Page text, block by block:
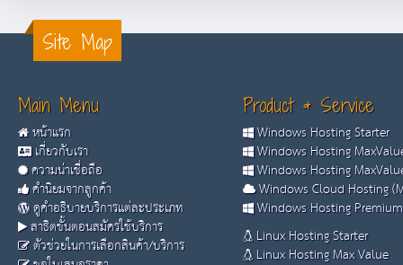
Site Map
Main Menu
หน้าแรก
เกี่ยวกับเรา
ความน่าเชื่อถือ
คำนิยมจากลูกค้า
ดูคำอธิบายบริการแต่ละประเภท
สาธิตขั้นตอนสมัครใช้บริการ
ตัวช่วยในการเลือกสินค้า/บริการ
Product & Service
Windows Hosting Starter
Windows Hosting
Windows Hosting
Windows Cloud Hosting
Windows Hosting
Linux Hosting Starter
Linux Hosting Max Value